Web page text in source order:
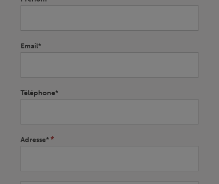
Email*
Téléphone*
Adresse**
blank.